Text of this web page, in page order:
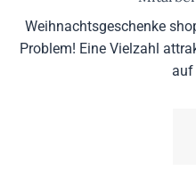
Weihnachtsgeschenke
Problem! Eine Vielzahl
auf